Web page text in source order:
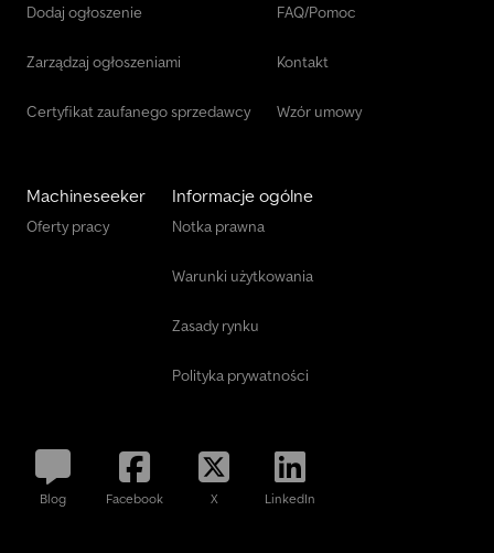
Dodaj ogłoszenie
Zarządzaj ogłoszeniami
Certyfikat zaufanego sprzedawcy
FAQ/Pomoc
Kontakt
Wzór umowy
Machineseeker
Oferty pracy
Informacje ogólne
Notka prawna
Warunki użytkowania
Zasady rynku
Polityka prywatności
Blog Facebook X LinkedIn